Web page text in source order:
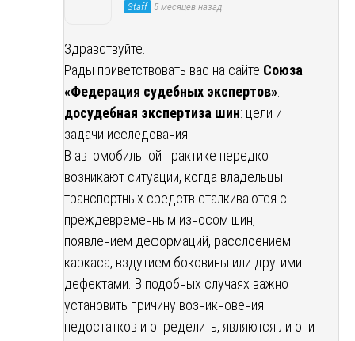
Staff 5 месяцев назад
Здравствуйте.
Рады приветствовать вас на сайте Союза
«Федерация судебных экспертов»
досудебная экспертиза шин: цели и
задачи исследования
В автомобильной практике нередко
возникают ситуации, когда владельцы
транспортных средств сталкиваются с
преждевременным износом шин,
появлением деформаций, расслоением
каркаса, вздутием боковины или другими
дефектами. В подобных случаях важно
установить причину возникновения
недостатков и определить, являются ли они